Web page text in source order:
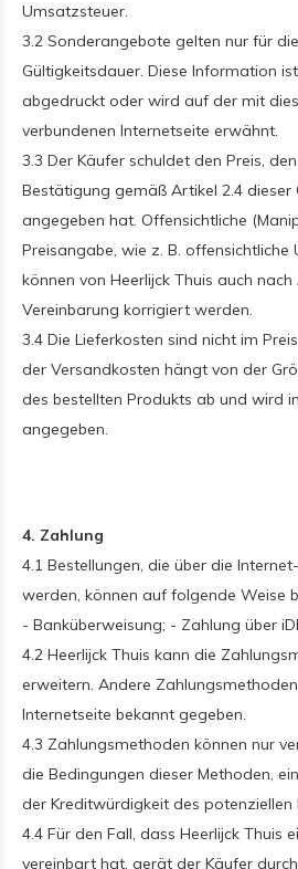
Umsatzsteuer.
3.2 Sonderangebote gelten nur für
Gültigkeitsdauer. Diese Information
abgedruckt oder wird auf der mit
verbundenen Internetseite erwähnt.
3.3 Der Käufer schuldet den Preis,
Bestätigung gemäß Artikel 2.4 dieser
angegeben hat. Offensichtliche
Preisangabe, wie z. B. offensichtliche
können von Heerlijck Thuis auch nach
Vereinbarung korrigiert werden.
3.4 Die Lieferkosten sind nicht im
der Versandkosten hängt von der
des bestellten Produkts ab und wird
angegeben.
4. Zahlung
4.1 Bestellungen, die über die
werden, können auf folgende Weise
- Banküberweisung; - Zahlung über
4.2 Heerlijck Thuis kann die
erweitern. Andere
Internetseite bekannt gegeben.
4.3 Zahlungsmethoden können nur
die Bedingungen dieser Methoden,
der Kreditwürdigkeit des potenziellen
4.4 Für den Fall, dass Heerlijck Thuis
vereinbart hat, gerät der Käufer